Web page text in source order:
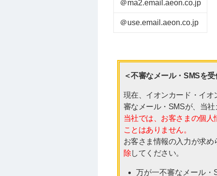
＠ma2.email.aeon.co.jp
＠use.email.aeon.co.jp
＜不審なメール・SMSを
現在、イオンカード・イ
審なメール・SMSが、当
当社では、お客さまの個
ことはありません。
お客さま情報の入力が求
除してください。
万が一不審なメール・